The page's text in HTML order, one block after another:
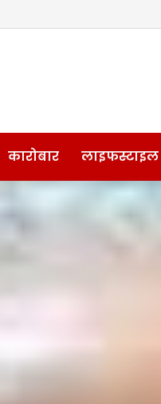
कारोबार लाइफस्टाइल